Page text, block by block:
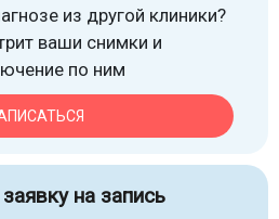
из другой клиники?
ваши снимки и
по ним
на запись